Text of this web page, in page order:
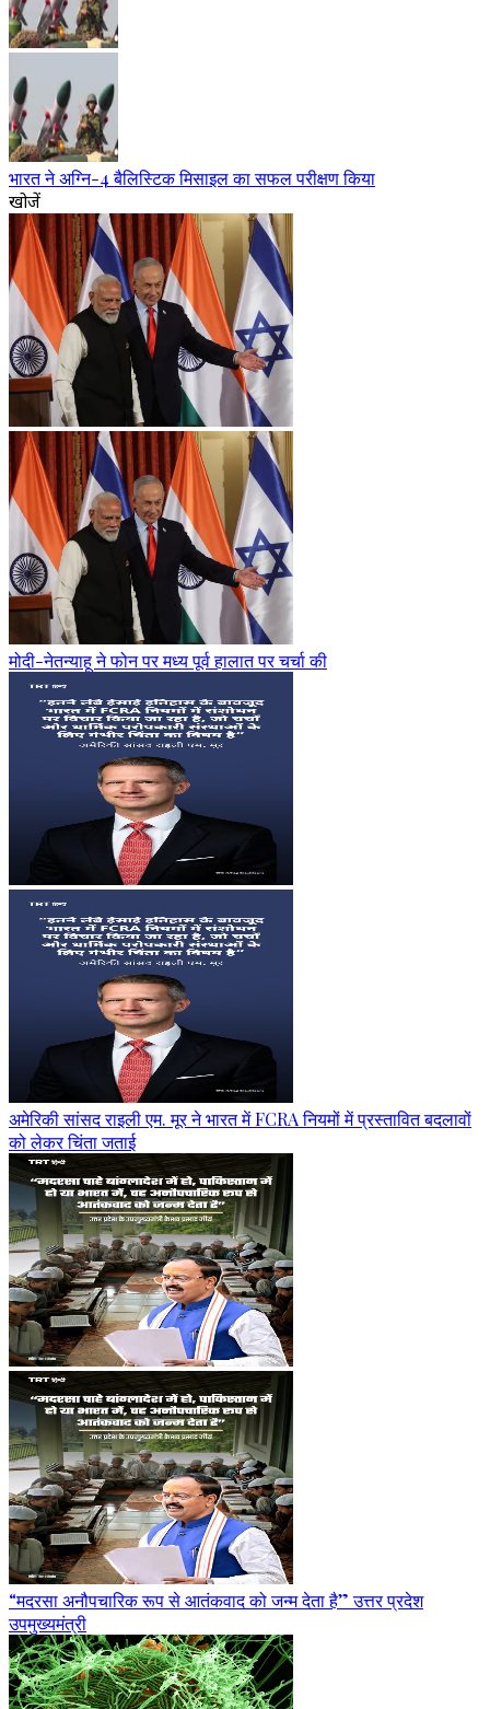
भारत ने अग्नि-4 बैलिस्टिक मिसाइल का सफल परीक्षण किया
खोजें
मोदी-नेतन्याहू ने फोन पर मध्य पूर्व हालात पर चर्चा की
अमेरिकी सांसद राइली एम. मूर ने भारत में FCRA नियमों में प्रस्तावित बदलावों
को लेकर चिंता जताई
“मदरसा अनौपचारिक रूप से आतंकवाद को जन्म देता है” उत्तर प्रदेश
उपमुख्यमंत्री